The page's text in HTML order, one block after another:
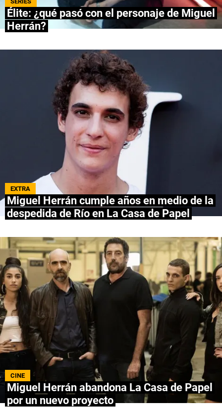
NETFLIX
SPOILER US
QUIENES SOMOS | STAFF | CONTACTO |
Escribe en Spoiler
Términos y Condiciones
Políticas de Privacidad
Política Editorial
Ad Choices
Bolavip, al igual que Futbol Sites, es una
compañía perteneciente a Better Collective.
Todos los derechos reservados.
Élite: ¿qué pasó con el personaje de Miguel
Herrán?
EXTRA
Miguel Herrán cumple años en medio de la
despedida de Río en La Casa de Papel
CINE
Miguel Herrán abandona La Casa de Papel
por un nuevo proyecto